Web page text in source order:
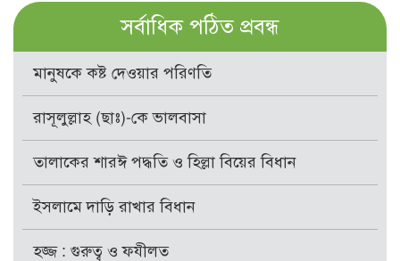
সর্বাধিক পঠিত প্রবন্ধ
মানুষকে কষ্ট দেওয়ার পরিণতি
রাসূলুল্লাহ (ছাঃ)-কে ভালবাসা
তালাকের শারঈ পদ্ধতি ও হিল্লা বিয়ের বিধান
ইসলামে দাড়ি রাখার বিধান
হজ্জ : গুরুত্ব ও ফযীলত